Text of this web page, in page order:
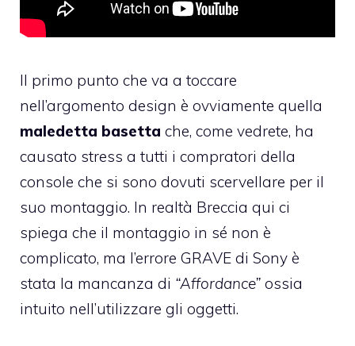
Il primo punto che va a toccare
nell’argomento design è ovviamente quella
maledetta basetta che, come vedrete, ha
causato stress a tutti i compratori della
console che si sono dovuti scervellare per il
suo montaggio. In realtà Breccia qui ci
spiega che il montaggio in sé non è
complicato, ma l’errore GRAVE di Sony è
stata la mancanza di “Affordance” ossia
intuito nell’utilizzare gli oggetti.